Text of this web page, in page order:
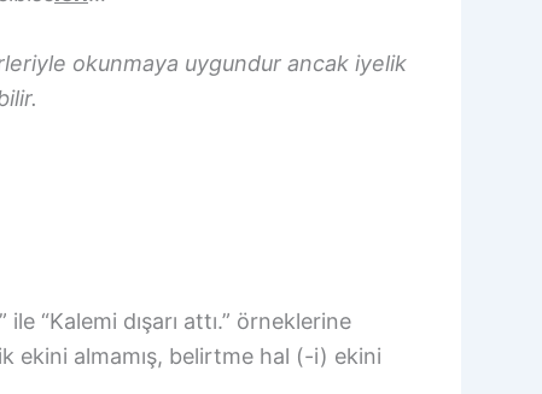
okunmaya uygundur ancak iyelik
“Kalemi dışarı attı.” örneklerine
ekini almamış, belirtme hal (-i) ekini